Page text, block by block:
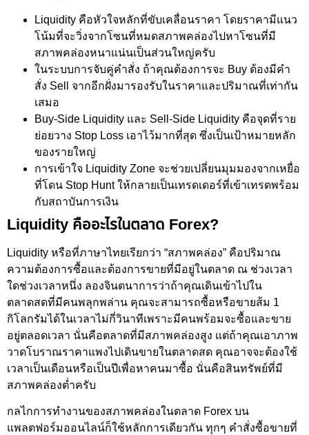
Liquidity คือหัวใจหลักที่ขับเคลื่อนราคา โดยราคามีแนว
โน้มที่จะวิ่งจากโซนที่หมดสภาพคล่องไปหาโซนที่มี
สภาพคล่องหนาแน่นเป็นส่วนใหญ่ครับ
ในระบบการจับคู่คำสั่ง ถ้าคุณต้องการจะ Buy ต้องมีคำ
สั่ง Sell จากอีกฝั่งมารองรับในราคาและปริมาณที่เท่ากัน
เสมอ
Buy-Side Liquidity และ Sell-Side Liquidity คือจุดที่ราย
ย่อยวาง Stop Loss เอาไว้มากที่สุด ซึ่งเป็นเป้าหมายหลัก
ของรายใหญ่
การเข้าใจ Liquidity Zone จะช่วยเปลี่ยนมุมมองจากเหยื่อ
ที่โดน Stop Hunt ให้กลายเป็นเทรดเดอร์ที่เข้าเทรดพร้อม
กับสถาบันการเงิน
Liquidity คืออะไรในตลาด Forex?
Liquidity หรือที่ภาษาไทยเรียกว่า “สภาพคล่อง” คือปริมาณ
ความต้องการซื้อและต้องการขายที่มีอยู่ในตลาด ณ ช่วงเวลา
ใดช่วงเวลาหนึ่ง ลองจินตนาการว่าถ้าคุณเดินเข้าไปใน
ตลาดสดที่มีคนพลุกพล่าน คุณจะสามารถซื้อหรือขายส้ม 1
กิโลกรัมได้ในเวลาไม่กี่วินาทีเพราะมีคนพร้อมจะซื้อและขาย
อยู่ตลอดเวลา นั่นคือตลาดที่มีสภาพคล่องสูง แต่ถ้าคุณเอาภาพ
วาดโบราณราคาแพงไปเดินขายในตลาดสด คุณอาจจะต้องใช้
เวลาเป็นเดือนหรือเป็นปีเพื่อหาคนมาซื้อ นั่นคือสินทรัพย์ที่มี
สภาพคล่องต่ำครับ
กลไกการทำงานของสภาพคล่องในตลาด Forex บน
แพลตฟอร์มออนไลน์ก็ใช้หลักการเดียวกัน ทุกๆ คำสั่งซื้อขายที่